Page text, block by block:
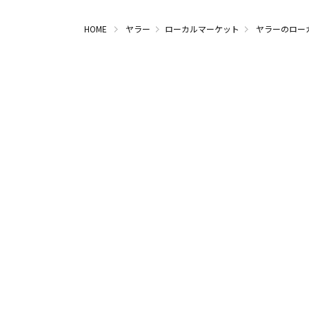
HOME ヤラー ローカルマーケット ヤラーのロー